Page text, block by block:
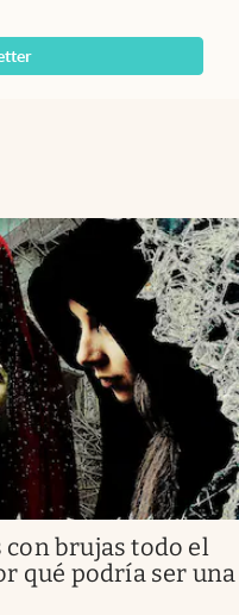
con brujas todo el
qué podría ser una